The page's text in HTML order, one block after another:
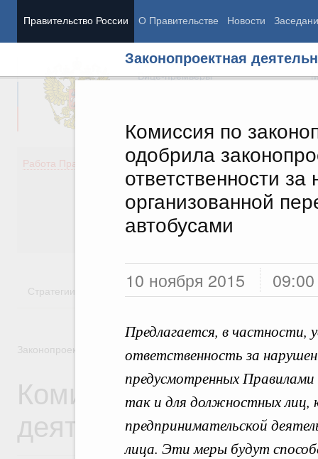
Правительство России О Правительстве Новости
Законопроектная
Комиссия по
одобрила
ответственности
организованной
автобусами
10 ноября 2015 09:00
Предлагается, в
ответственность за
предусмотренных
так и для должностных лиц,
предпринимательской
лица. Эти меры будут
Председатель Правительства
Вице-премьеры
Работа Правительства
Демография
Здоровье
Культура
Общество
Государство
Стратегии Государственные программы
Законопроектная деятельность
Комиссия
деятельности